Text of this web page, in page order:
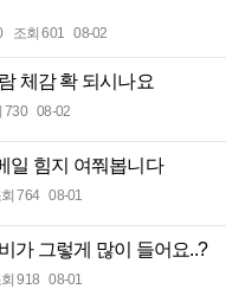
조회 601 08-02
체감 확 되시나요
730 08-02
일 힘지 여쭤봅니다
764 08-01
가 그렇게 많이 들어요..?
918 08-01